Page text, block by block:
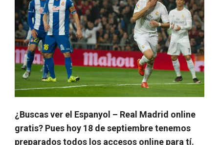
¿Buscas ver el Espanyol – Real Madrid online
gratis? Pues hoy 18 de septiembre tenemos
preparados todos los accesos online para tí.